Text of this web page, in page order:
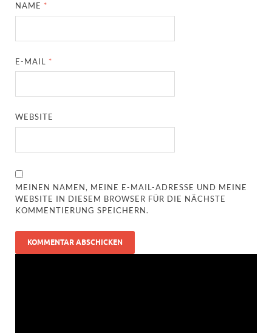
NAME *
E-MAIL *
WEBSITE
MEINEN NAMEN, MEINE E-MAIL-ADRESSE UND MEINE
WEBSITE IN DIESEM BROWSER FÜR DIE NÄCHSTE
KOMMENTIERUNG SPEICHERN.